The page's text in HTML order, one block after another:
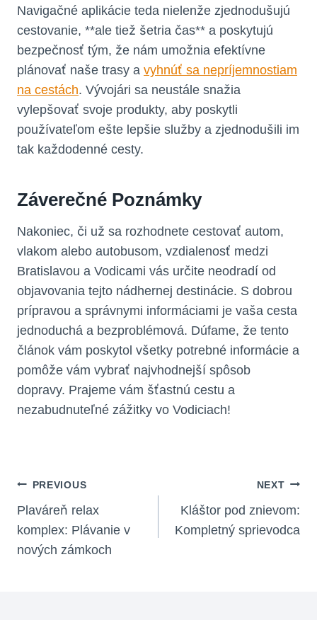
Navigačné aplikácie teda nielenže zjednodušujú
cestovanie, **ale tiež šetria čas** a poskytujú
bezpečnosť tým, že nám umožnia efektívne
plánovať naše trasy a vyhnúť sa nepríjemnostiam
na cestách. Vývojári sa neustále snažia
vylepšovať svoje produkty, aby poskytli
používateľom ešte lepšie služby a zjednodušili im
tak každodenné cesty.
Záverečné Poznámky
Nakoniec, či už sa rozhodnete cestovať autom,
vlakom alebo autobusom, vzdialenosť medzi
Bratislavou a Vodicami vás určite neodradí od
objavovania tejto nádhernej destinácie. S dobrou
prípravou a správnymi informáciami je vaša cesta
jednoduchá a bezproblémová. Dúfame, že tento
článok vám poskytol všetky potrebné informácie a
pomôže vám vybrať najvhodnejší spôsob
dopravy. Prajeme vám šťastnú cestu a
nezabudnuteľné zážitky vo Vodiciach!
Navigácia
V
Článku
PREVIOUS
Plaváreň relax
komplex: Plávanie v
nových zámkoch
NEXT
Kláštor pod znievom:
Kompletný sprievodca